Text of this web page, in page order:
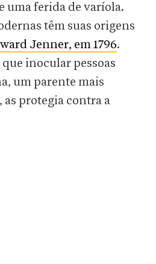
uma ferida de varíola.
têm suas origens
Jenner, em 1796.
inocular pessoas
um parente mais
as protegia contra a